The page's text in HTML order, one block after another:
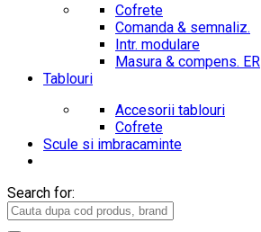
Cofrete
Comanda & semnaliz.
Intr. modulare
Masura & compens. ER
Tablouri
Accesorii tablouri
Cofrete
Scule si imbracaminte
Search for: